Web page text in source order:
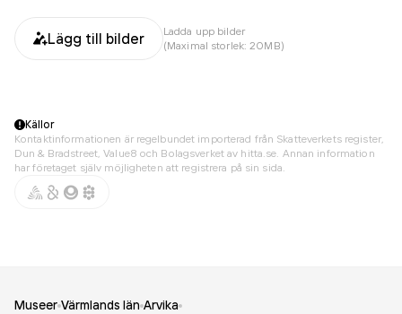
Lägg till bilder
Ladda upp bilder
(Maximal storlek: 20MB)
Källor
Kontaktinformationen är regelbundet importerad från Skatteverkets register,
Dun & Bradstreet, Value8 och Bolagsverket av hitta.se. Annan information
har företaget själv möjligheten att registrera på sin sida.
Museer Värmlands län Arvika